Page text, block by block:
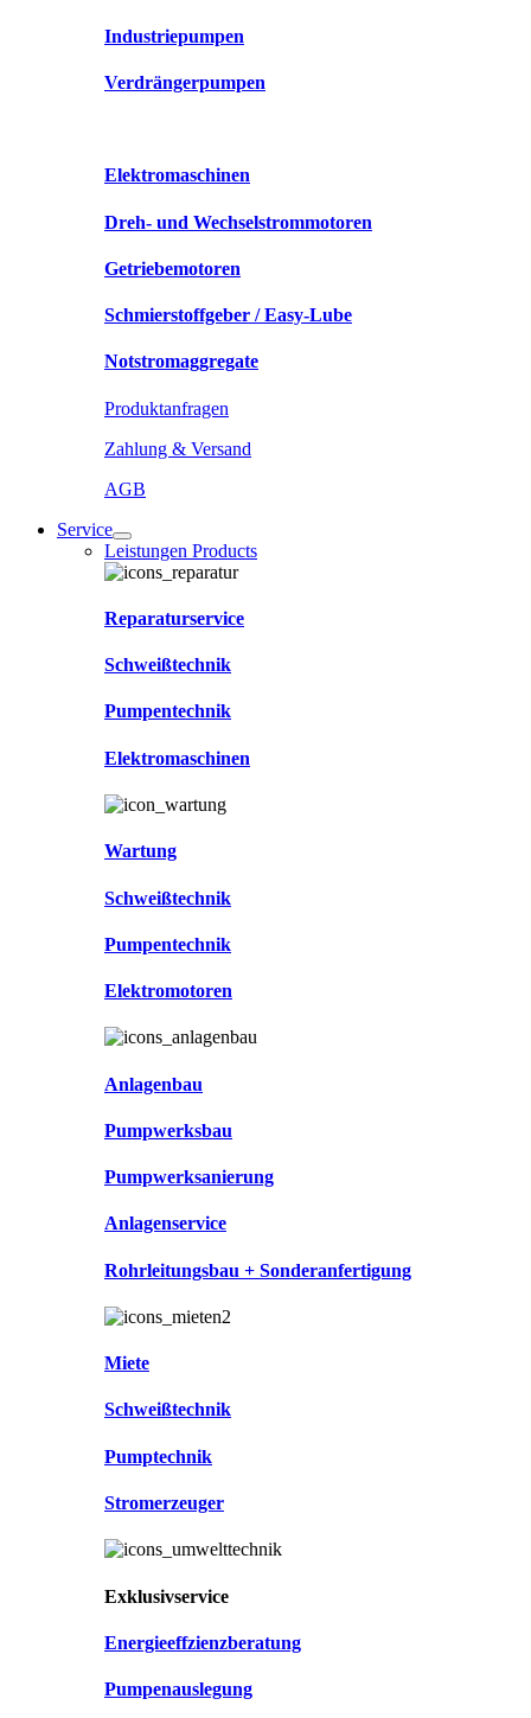
Industriepumpen
Verdrängerpumpen
Elektromaschinen
Dreh- und Wechselstrommotoren
Getriebemotoren
Schmierstoffgeber / Easy-Lube
Notstromaggregate
Produktanfragen
Zahlung & Versand
AGB
Service
Leistungen Products
Reparaturservice
Schweißtechnik
Pumpentechnik
Elektromaschinen
Wartung
Schweißtechnik
Pumpentechnik
Elektromotoren
Anlagenbau
Pumpwerksbau
Pumpwerksanierung
Anlagenservice
Rohrleitungsbau + Sonderanfertigung
Miete
Schweißtechnik
Pumptechnik
Stromerzeuger
Exklusivservice
Energieeffzienzberatung
Pumpenauslegung